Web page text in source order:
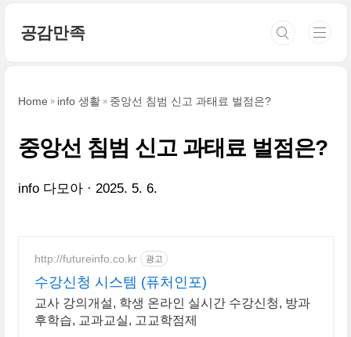
공감만족
Home info 생활 중앙선 침범 신고 과태료 벌점은?
중앙선 침범 신고 과태료 벌점은?
info 다모아 2025. 5. 6.
http://futureinfo.co.kr 광고
수강신청 시스템 (퓨처인포)
교사 강의개설, 학생 온라인 실시간 수강신청, 방과
후학습, 교과교실, 고교학점제